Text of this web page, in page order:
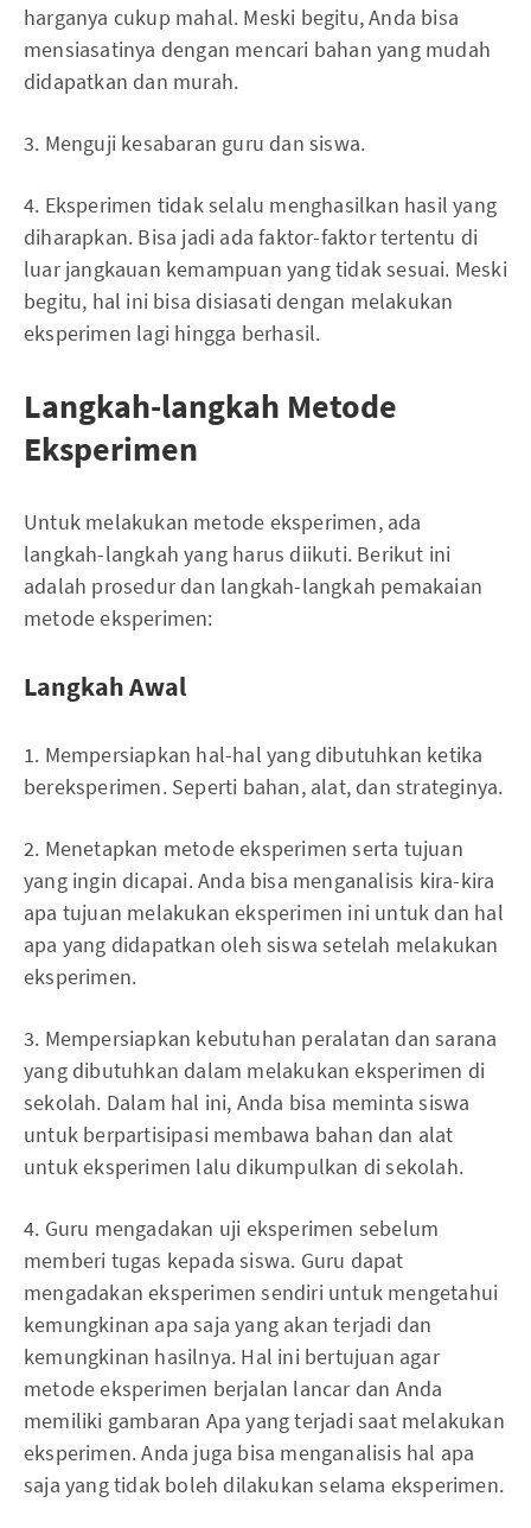
harganya cukup mahal. Meski begitu, Anda bisa
mensiasatinya dengan mencari bahan yang mudah
didapatkan dan murah.
3. Menguji kesabaran guru dan siswa.
4. Eksperimen tidak selalu menghasilkan hasil yang
diharapkan. Bisa jadi ada faktor-faktor tertentu di
luar jangkauan kemampuan yang tidak sesuai. Meski
begitu, hal ini bisa disiasati dengan melakukan
eksperimen lagi hingga berhasil.
Langkah-langkah Metode
Eksperimen
Untuk melakukan metode eksperimen, ada
langkah-langkah yang harus diikuti. Berikut ini
adalah prosedur dan langkah-langkah pemakaian
metode eksperimen:
Langkah Awal
1. Mempersiapkan hal-hal yang dibutuhkan ketika
bereksperimen. Seperti bahan, alat, dan strateginya.
2. Menetapkan metode eksperimen serta tujuan
yang ingin dicapai. Anda bisa menganalisis kira-kira
apa tujuan melakukan eksperimen ini untuk dan hal
apa yang didapatkan oleh siswa setelah melakukan
eksperimen.
3. Mempersiapkan kebutuhan peralatan dan sarana
yang dibutuhkan dalam melakukan eksperimen di
sekolah. Dalam hal ini, Anda bisa meminta siswa
untuk berpartisipasi membawa bahan dan alat
untuk eksperimen lalu dikumpulkan di sekolah.
4. Guru mengadakan uji eksperimen sebelum
memberi tugas kepada siswa. Guru dapat
mengadakan eksperimen sendiri untuk mengetahui
kemungkinan apa saja yang akan terjadi dan
kemungkinan hasilnya. Hal ini bertujuan agar
metode eksperimen berjalan lancar dan Anda
memiliki gambaran Apa yang terjadi saat melakukan
eksperimen. Anda juga bisa menganalisis hal apa
saja yang tidak boleh dilakukan selama eksperimen.